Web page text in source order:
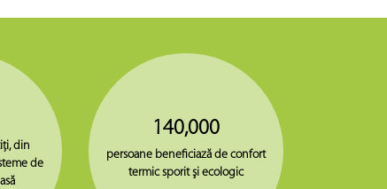
din
de
140,000
persoane beneficiază de confort
termic sporit şi ecologic